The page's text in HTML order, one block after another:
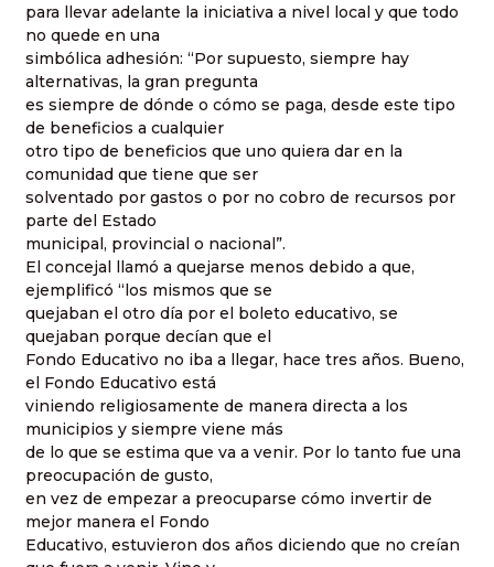
para llevar adelante la iniciativa a nivel local y que todo
no quede en una
simbólica adhesión: “Por supuesto, siempre hay
alternativas, la gran pregunta
es siempre de dónde o cómo se paga, desde este tipo
de beneficios a cualquier
otro tipo de beneficios que uno quiera dar en la
comunidad que tiene que ser
solventado por gastos o por no cobro de recursos por
parte del Estado
municipal, provincial o nacional”.
El concejal llamó a quejarse menos debido a que,
ejemplificó “los mismos que se
quejaban el otro día por el boleto educativo, se
quejaban porque decían que el
Fondo Educativo no iba a llegar, hace tres años. Bueno,
el Fondo Educativo está
viniendo religiosamente de manera directa a los
municipios y siempre viene más
de lo que se estima que va a venir. Por lo tanto fue una
preocupación de gusto,
en vez de empezar a preocuparse cómo invertir de
mejor manera el Fondo
Educativo, estuvieron dos años diciendo que no creían